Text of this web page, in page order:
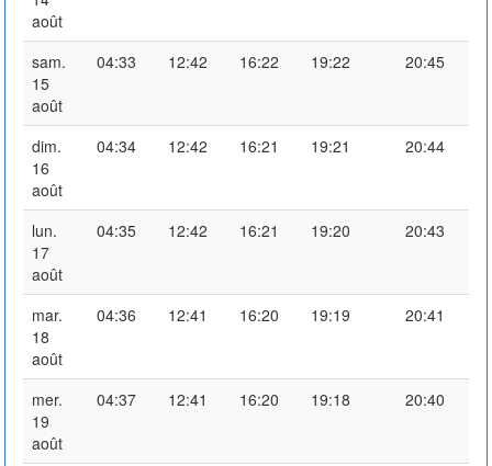
août
sam.
15
août
04:33 12:42 16:22 19:22 20:45
dim.
16
août
04:34 12:42 16:21 19:21 20:44
lun.
17
août
04:35 12:42 16:21 19:20 20:43
mar.
18
août
04:36 12:41 16:20 19:19 20:41
mer.
19
août
04:37 12:41 16:20 19:18 20:40